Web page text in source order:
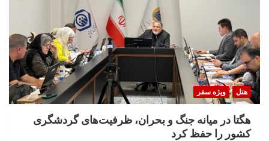
هتل ویژه سفر
هگتا در میانه جنگ و بحران، ظرفیت‌های گردشگری
کشور را حفظ کرد